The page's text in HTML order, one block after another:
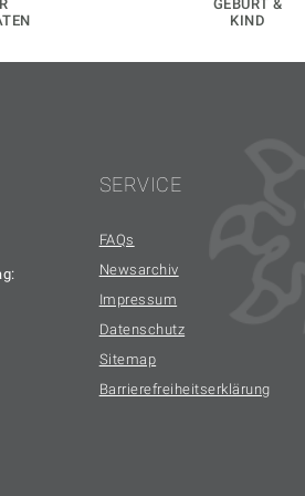
GEBURT &
KIND
SERVICE
FAQs
Newsarchiv
Impressum
Datenschutz
Sitemap
Barrierefreiheitserklärung